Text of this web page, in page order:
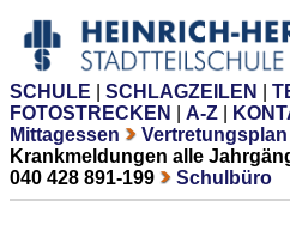
SCHULE SCHLAGZEILEN
FOTOSTRECKEN
A-Z
Mittagessen
Vertretungsplan
Krankmeldungen alle
040 428 891-199
Schulbüro